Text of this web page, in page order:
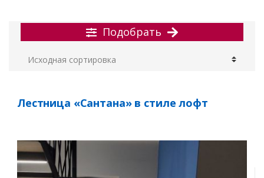
Подобрать
Лестница «Сантана» в стиле лофт